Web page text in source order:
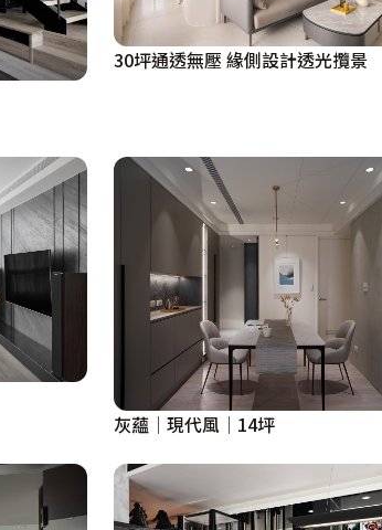
30坪通透無壓 緣側設計透光攬景
灰蘊│現代風│14坪